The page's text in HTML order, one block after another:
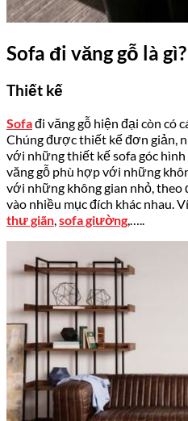
Sofa đi văng gỗ là gì?
Thiết kế
Sofađi văng gỗ hiện đại còn có
Chúng được thiết kế đơn giản,
với những thiết kế sofa góc hình
văng gỗ phù hợp với những
với những không gian nhỏ, theo
vào nhiều mục đích khác nhau.
thư giãn,sofa giường,…..